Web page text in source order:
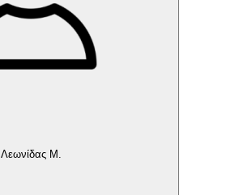
Λεωνίδας Μ.